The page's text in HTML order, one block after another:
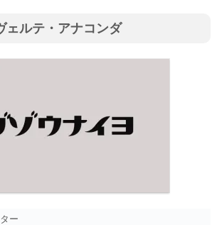
ェルテ・アナコンダ
ー